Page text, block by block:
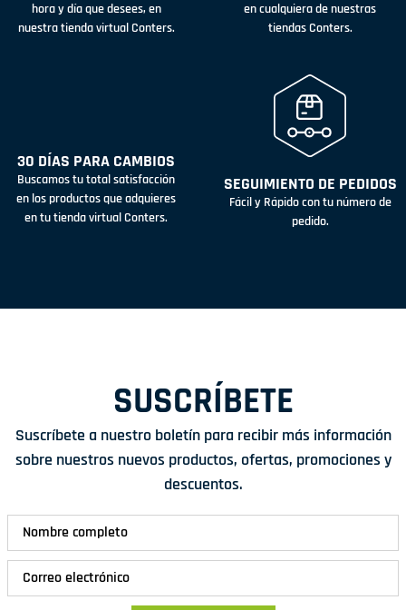
hora y día que desees, en
nuestra tienda virtual Conters.
en cualquiera de nuestras
tiendas Conters.
30 DÍAS PARA CAMBIOS
Buscamos tu total satisfacción
en los productos que adquieres
en tu tienda virtual Conters.
SEGUIMIENTO DE PEDIDOS
Fácil y Rápido con tu número de
pedido.
SUSCRÍBETE
Suscríbete a nuestro boletín para recibir más información
sobre nuestros nuevos productos, ofertas, promociones y
descuentos.